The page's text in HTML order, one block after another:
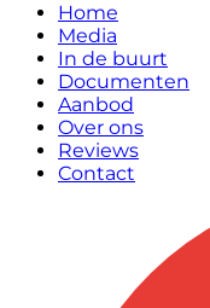
Home
Media
In de buurt
Documenten
Aanbod
Over ons
Reviews
Contact